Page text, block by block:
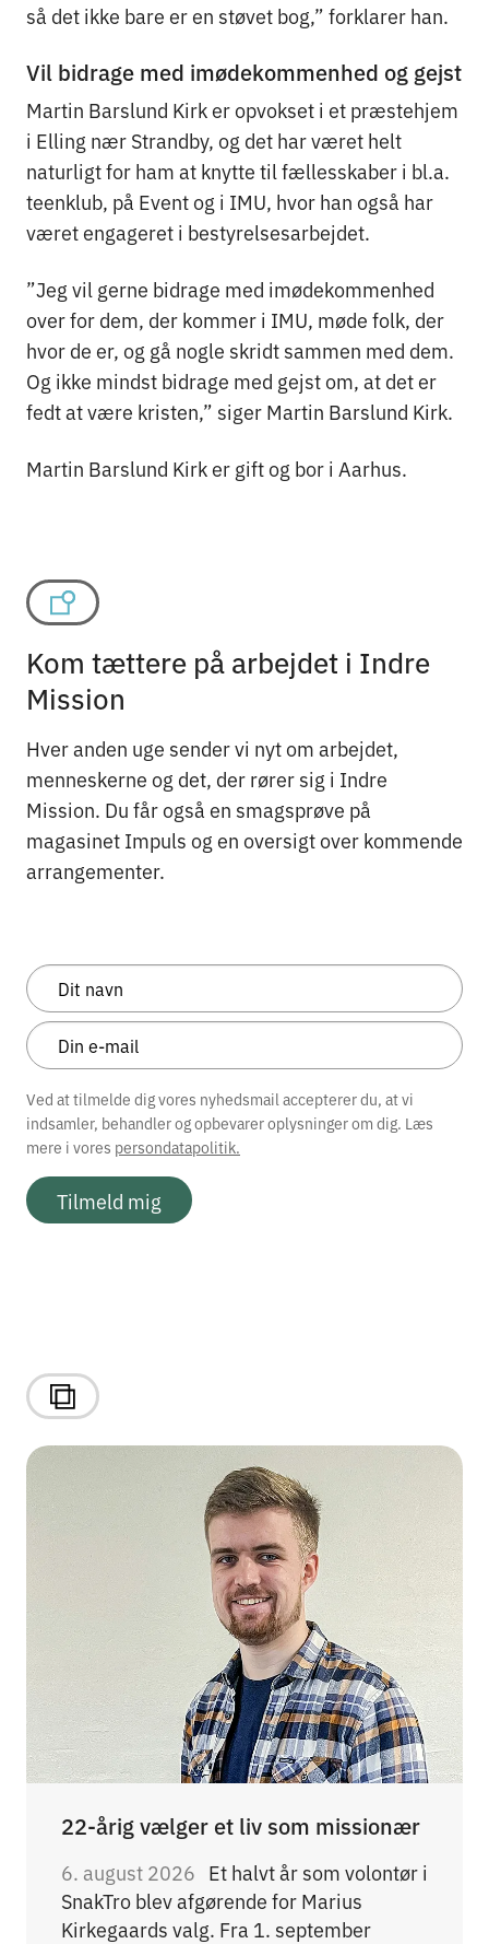
så det ikke bare er en støvet bog,” forklarer han.
Vil bidrage med imødekommenhed og gejst
Martin Barslund Kirk er opvokset i et præstehjem
i Elling nær Strandby, og det har været helt
naturligt for ham at knytte til fællesskaber i bl.a.
teenklub, på Event og i IMU, hvor han også har
været engageret i bestyrelsesarbejdet.
”Jeg vil gerne bidrage med imødekommenhed
over for dem, der kommer i IMU, møde folk, der
hvor de er, og gå nogle skridt sammen med dem.
Og ikke mindst bidrage med gejst om, at det er
fedt at være kristen,” siger Martin Barslund Kirk.
Martin Barslund Kirk er gift og bor i Aarhus.
Kom tættere på arbejdet i Indre
Mission
Hver anden uge sender vi nyt om arbejdet,
menneskerne og det, der rører sig i Indre
Mission. Du får også en smagsprøve på
magasinet Impuls og en oversigt over kommende
arrangementer.
Ved at tilmelde dig vores nyhedsmail accepterer du, at vi
indsamler, behandler og opbevarer oplysninger om dig. Læs
mere i vores persondatapolitik.
Tilmeld mig
22-årig vælger et liv som missionær
6. august 2026 Et halvt år som volontør i
SnakTro blev afgørende for Marius
Kirkegaards valg. Fra 1. september